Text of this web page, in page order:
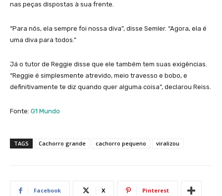
nas peças dispostas à sua frente.
“Para nós, ela sempre foi nossa diva”, disse Semler. “Agora, ela é
uma diva para todos.”
Já o tutor de Reggie disse que ele também tem suas exigências.
“Reggie é simplesmente atrevido, meio travesso e bobo, e
definitivamente te diz quando quer alguma coisa”, declarou Reiss.
Fonte: G1 Mundo
TAGS Cachorro grande cachorro pequeno viralizou
Facebook X Pinterest